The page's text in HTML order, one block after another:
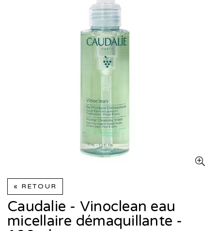
« RETOUR
Caudalie - Vinoclean eau
micellaire démaquillante -